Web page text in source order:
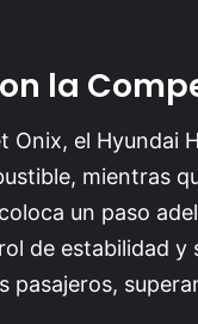
la
Onix, el Hyundai
mientras
un paso
de estabilidad